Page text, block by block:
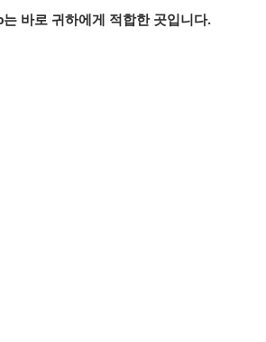
바로 귀하에게 적합한 곳입니다.